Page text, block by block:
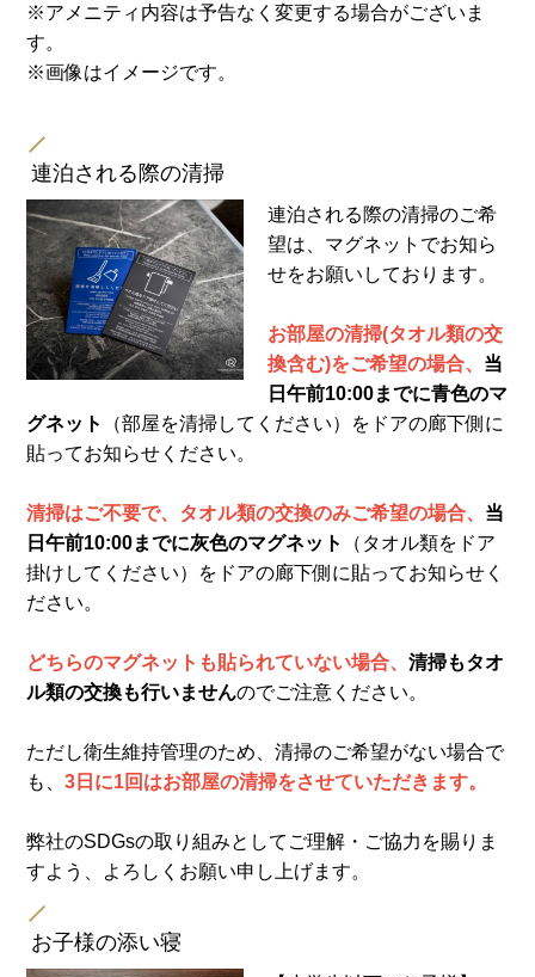
※アメニティ内容は予告なく変更する場合がございま
す。
※画像はイメージです。
連泊される際の清掃
連泊される際の清掃のご希
望は、マグネットでお知ら
せをお願いしております。
お部屋の清掃(タオル類の交
換含む)をご希望の場合、 当
日午前10:00までに青色のマ
グネット
（部屋を清掃してください）をドアの廊下側に
貼ってお知らせください。
清掃はご不要で、タオル類の交換のみご希望の場合、 当
日午前10:00までに灰色のマグネット
（タオル類をドア
掛けしてください）をドアの廊下側に貼ってお知らせく
ださい。
どちらのマグネットも貼られていない場合、清掃もタオ
ル類の交換も行いませんのでご注意ください。
ただし衛生維持管理のため、清掃のご希望がない場合で
も、3日に1回はお部屋の清掃をさせていただきます。
弊社のSDGsの取り組みとしてご理解・ご協力を賜りま
すよう、よろしくお願い申し上げます。
お子様の添い寝